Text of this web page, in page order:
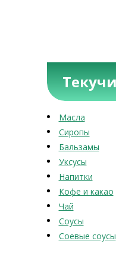
Масла
Сиропы
Бальзамы
Уксусы
Напитки
Кофе и какао
Чай
Соусы
Соевые соусы